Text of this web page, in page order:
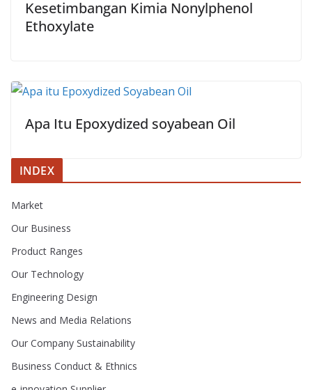
Kesetimbangan Kimia Nonylphenol
Ethoxylate
Apa Itu Epoxydized soyabean Oil
INDEX
Market
Our Business
Product Ranges
Our Technology
Engineering Design
News and Media Relations
Our Company Sustainability
Business Conduct & Ethnics